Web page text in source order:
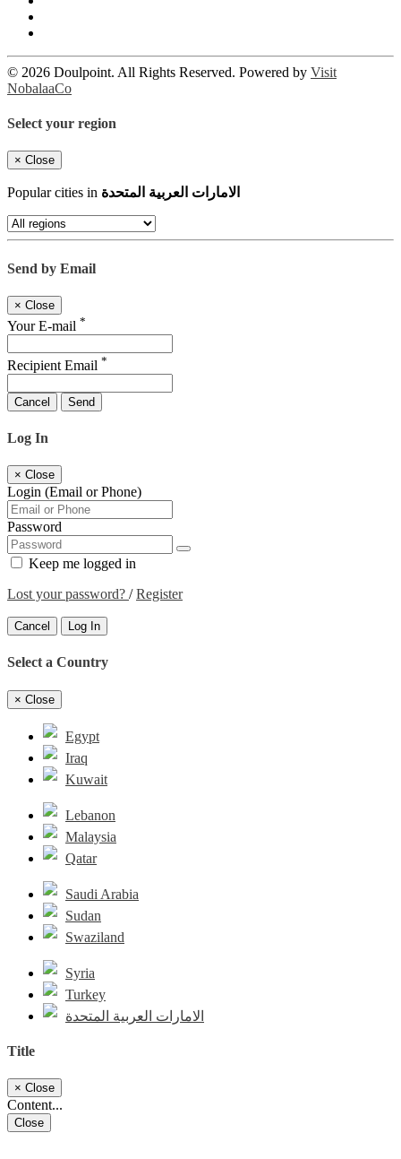
© 2026 Doulpoint. All Rights Reserved. Powered by Visit
NobalaaCo
Select your region
× Close
Popular cities in الامارات العربية المتحدة
Send by Email
× Close
Your E-mail *
Recipient Email *
Cancel Send
Log In
× Close
Login (Email or Phone)
Password
Keep me logged in
Lost your password? /Register
Cancel Log In
Select a Country
× Close
Egypt
Iraq
Kuwait
Lebanon
Malaysia
Qatar
Saudi Arabia
Sudan
Swaziland
Syria
Turkey
الامارات العربية المتحدة
Title
× Close
Content...
Close